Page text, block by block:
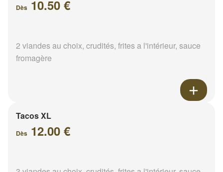
Dès 10.50 €
2 viandes au choix, crudités, frites a l'intérieur, sauce
fromagère
Tacos XL
Dès 12.00 €